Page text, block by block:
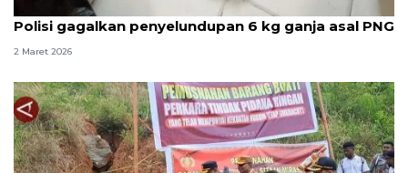
Polisi gagalkan penyelundupan 6 kg ganja asal PNG
2 Maret 2026